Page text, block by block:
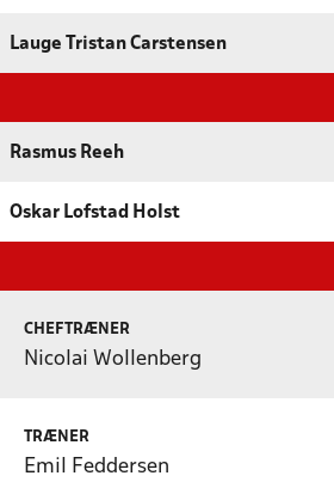
Lauge Tristan Carstensen
Rasmus Reeh
Oskar Lofstad Holst
CHEFTRÆNER
Nicolai Wollenberg
TRÆNER
Emil Feddersen